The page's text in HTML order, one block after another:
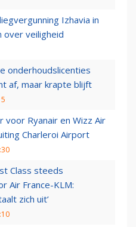
Izhavia in
over veiligheid
onderhoudslicenties
af, maar krapte blijft
voor Ryanair en Wizz Air
Charleroi Airport
Class steeds
Air France-KLM:
zich uit’